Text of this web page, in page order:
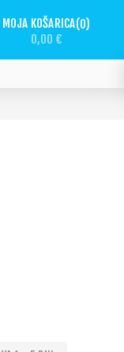
MOJA KOŠARICA 0
0,00 €